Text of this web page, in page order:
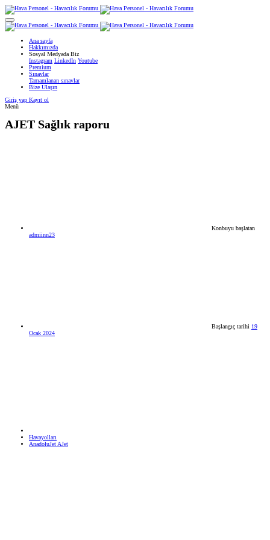
Ana sayfa
Hakkımızda
Sosyal Medyada Biz
Instagram LinkedIn Youtube
Premium
Sınavlar
Tamamlanan sınavlar
Bize Ulaşın
Giriş yap Kayıt ol
Menü
AJET Sağlık raporu
Konbuyu başlatan
admiinn23
Başlangıç tarihi 19
Ocak 2024
Havayolları
AnadoluJet AJet